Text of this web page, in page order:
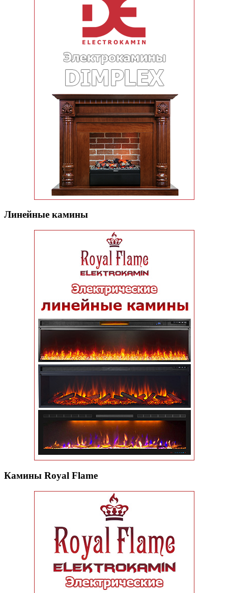
Линейные камины
Камины Royal Flame